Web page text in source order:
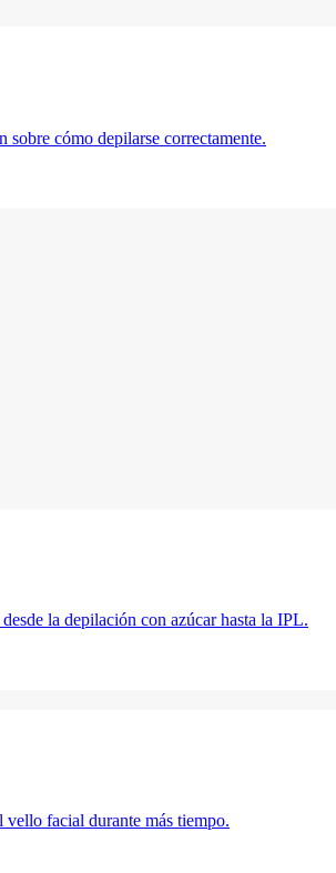
cómo depilarse correctamente.
la depilación con azúcar hasta la IPL.
facial durante más tiempo.